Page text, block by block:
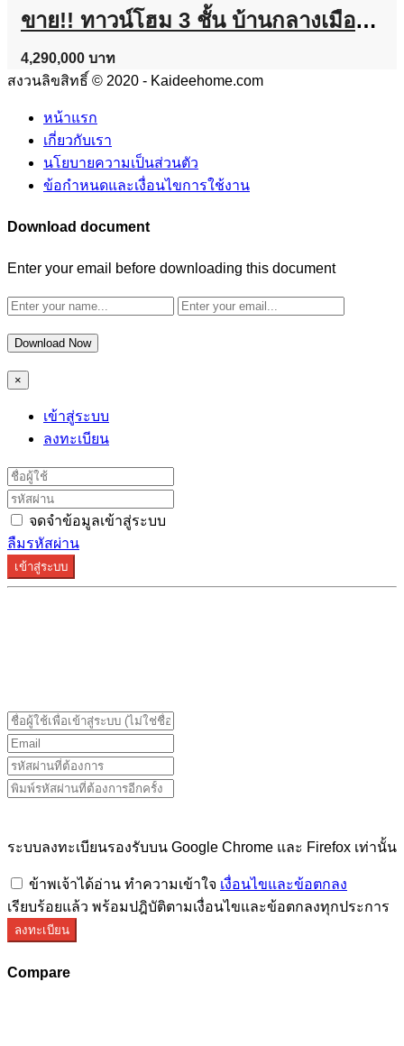
ขาย!! ทาวน์โฮม 3 ชั้น บ้านกลางเมือง งามวงศ์วาน (ขนาด 18 ตร.ว.) งามวงศ์วาน 47 แยก 6 (ซ.ชินเขต 2/6) ใกล้การไฟฟ้าส่วนภูมิภาค(สำนักงานใหญ่) หลักสี่ กทม. : Baan Klang Muang Ngamwongwan
4,290,000 บาท
สงวนลิขสิทธิ์ © 2020 - Kaideehome.com
หน้าแรก
เกี่ยวกับเรา
นโยบายความเป็นส่วนตัว
ข้อกำหนดและเงื่อนไขการใช้งาน
Download document
Enter your email before downloading this document
Download Now
×
เข้าสู่ระบบ
ลงทะเบียน
จดจำข้อมูลเข้าสู่ระบบ
ลืมรหัสผ่าน
เข้าสู่ระบบ
ระบบลงทะเบียนรองรับบน Google Chrome และ Firefox เท่านั้น
ข้าพเจ้าได้อ่าน ทำความเข้าใจ เงื่อนไขและข้อตกลง
เรียบร้อยแล้ว พร้อมปฎิบัติตามเงื่อนไขและข้อตกลงทุกประการ
ลงทะเบียน
Compare